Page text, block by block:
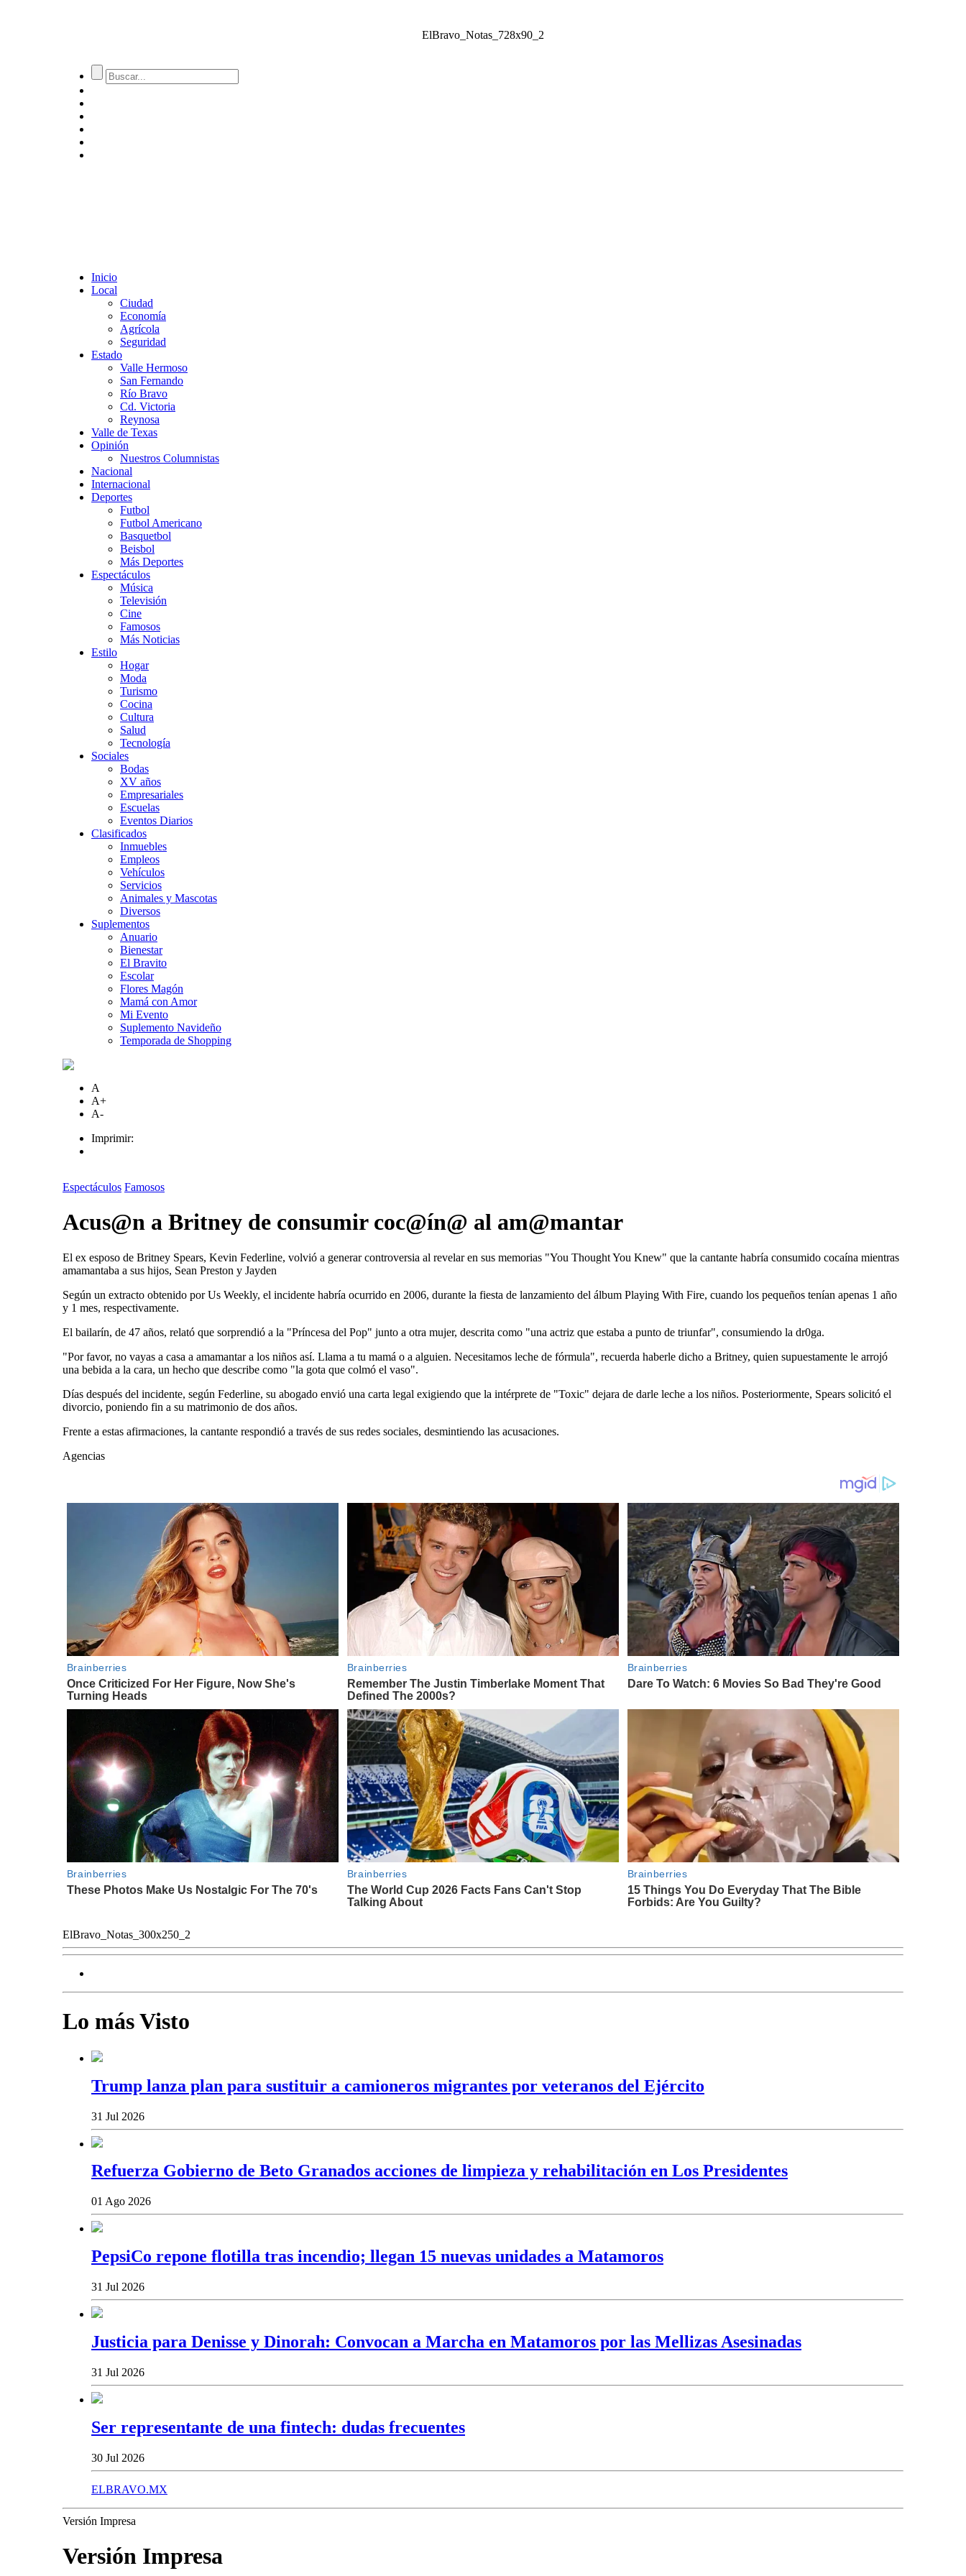
ElBravo_Notas_728x90_2
Inicio
Local
Ciudad
Economía
Agrícola
Seguridad
Estado
Valle Hermoso
San Fernando
Río Bravo
Cd. Victoria
Reynosa
Valle de Texas
Opinión
Nuestros Columnistas
Nacional
Internacional
Deportes
Futbol
Futbol Americano
Basquetbol
Beisbol
Más Deportes
Espectáculos
Música
Televisión
Cine
Famosos
Más Noticias
Estilo
Hogar
Moda
Turismo
Cocina
Cultura
Salud
Tecnología
Sociales
Bodas
XV años
Empresariales
Escuelas
Eventos Diarios
Clasificados
Inmuebles
Empleos
Vehículos
Servicios
Animales y Mascotas
Diversos
Suplementos
Anuario
Bienestar
El Bravito
Escolar
Flores Magón
Mamá con Amor
Mi Evento
Suplemento Navideño
Temporada de Shopping
A
A+
A-
Imprimir:
Espectáculos Famosos
Acus@n a Britney de consumir coc@ín@ al am@mantar
El ex esposo de Britney Spears, Kevin Federline, volvió a generar controversia al revelar en sus memorias "You Thought You Knew" que la cantante habría consumido cocaína mientras
amamantaba a sus hijos, Sean Preston y Jayden
Según un extracto obtenido por Us Weekly, el incidente habría ocurrido en 2006, durante la fiesta de lanzamiento del álbum Playing With Fire, cuando los pequeños tenían apenas 1 año
y 1 mes, respectivamente.
El bailarín, de 47 años, relató que sorprendió a la "Príncesa del Pop" junto a otra mujer, descrita como "una actriz que estaba a punto de triunfar", consumiendo la dr0ga.
"Por favor, no vayas a casa a amamantar a los niños así. Llama a tu mamá o a alguien. Necesitamos leche de fórmula", recuerda haberle dicho a Britney, quien supuestamente le arrojó
una bebida a la cara, un hecho que describe como "la gota que colmó el vaso".
Días después del incidente, según Federline, su abogado envió una carta legal exigiendo que la intérprete de "Toxic" dejara de darle leche a los niños. Posteriormente, Spears solicitó el
divorcio, poniendo fin a su matrimonio de dos años.
Frente a estas afirmaciones, la cantante respondió a través de sus redes sociales, desmintiendo las acusaciones.
Agencias
ElBravo_Notas_300x250_2
Lo más Visto
Trump lanza plan para sustituir a camioneros migrantes por veteranos del Ejército
31 Jul 2026
Refuerza Gobierno de Beto Granados acciones de limpieza y rehabilitación en Los Presidentes
01 Ago 2026
PepsiCo repone flotilla tras incendio; llegan 15 nuevas unidades a Matamoros
31 Jul 2026
Justicia para Denisse y Dinorah: Convocan a Marcha en Matamoros por las Mellizas Asesinadas
31 Jul 2026
Ser representante de una fintech: dudas frecuentes
30 Jul 2026
ELBRAVO.MX
Versión Impresa
Versión Impresa